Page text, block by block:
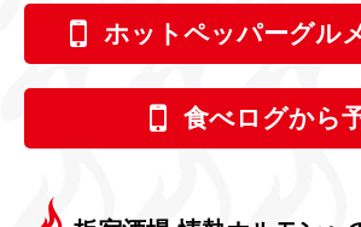
ホットペッパーグル
食べログから